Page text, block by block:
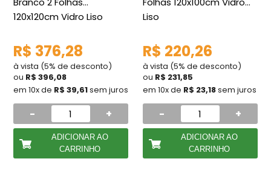
120x120cm Vidro Liso
R$ 376,28
à vista (5% de desconto)
ou R$ 396,08
em 10x de R$ 39,61sem juros
- +
ADICIONAR AO
CARRINHO
Liso
R$ 220,26
à vista (5% de desconto)
ou R$ 231,85
em 10x de R$ 23,18sem juros
- +
ADICIONAR AO
CARRINHO